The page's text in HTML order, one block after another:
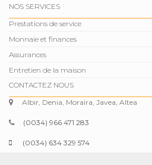
NOS SERVICES
Prestations de service
Monnaie et finances
Assurances
Entretien de la maison
CONTACTEZ NOUS
Albir, Denia, Moraira, Javea, Altea
(0034) 966 471 283
(0034) 634 329 574